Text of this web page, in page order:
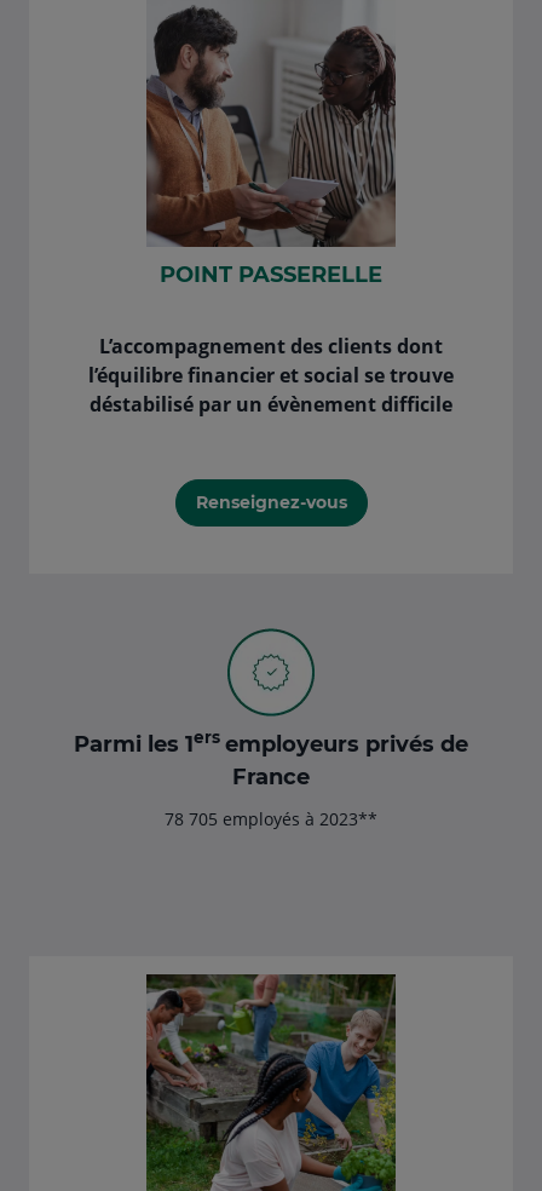
POINT PASSERELLE
L’accompagnement des clients dont
l’équilibre financier et social se trouve
déstabilisé par un évènement difficile
Renseignez-vous
Parmi les 1ers employeurs privés de
France
78 705 employés à 2023**